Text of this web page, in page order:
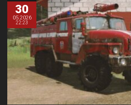
30
05.2026
22:23